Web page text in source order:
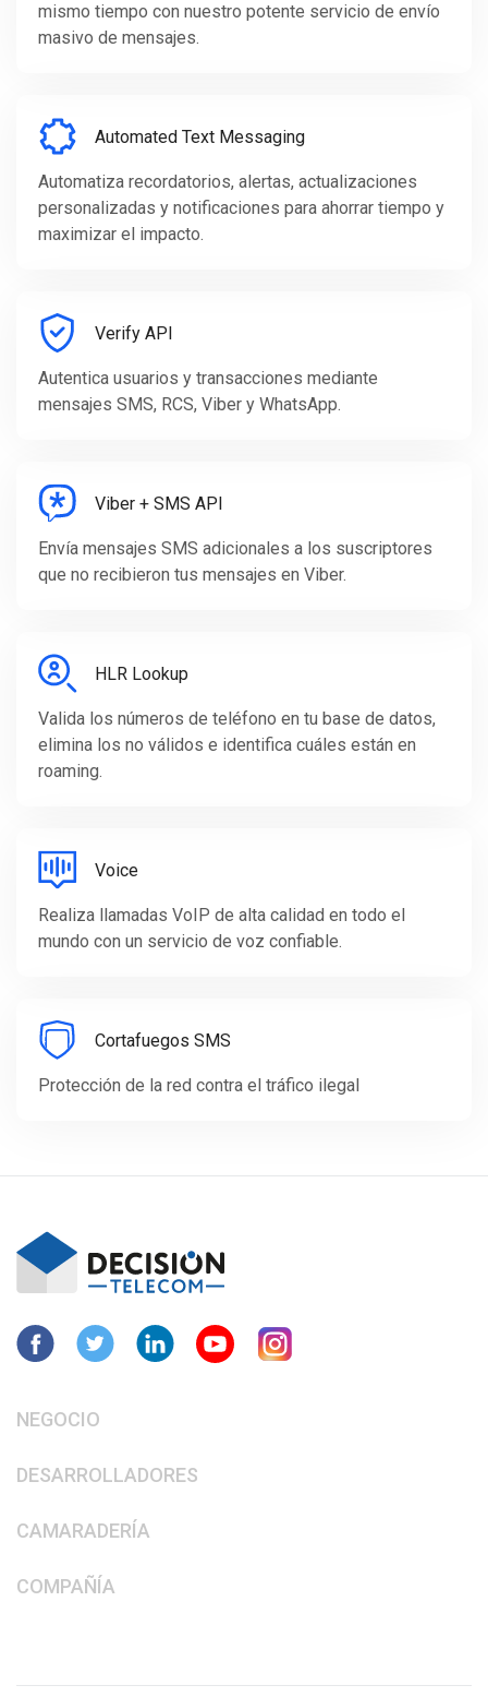
mismo tiempo con nuestro potente servicio de envío
masivo de mensajes.
Automated Text Messaging
Automatiza recordatorios, alertas, actualizaciones
personalizadas y notificaciones para ahorrar tiempo y
maximizar el impacto.
Verify API
Autentica usuarios y transacciones mediante
mensajes SMS, RCS, Viber y WhatsApp.
Viber + SMS API
Envía mensajes SMS adicionales a los suscriptores
que no recibieron tus mensajes en Viber.
HLR Lookup
Valida los números de teléfono en tu base de datos,
elimina los no válidos e identifica cuáles están en
roaming.
Voice
Realiza llamadas VoIP de alta calidad en todo el
mundo con un servicio de voz confiable.
Cortafuegos SMS
Protección de la red contra el tráfico ilegal
NEGOCIO
DESARROLLADORES
CAMARADERÍA
COMPAÑÍA